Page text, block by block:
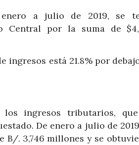
a julio de 2019, se
Central por la suma de
está 21.8% por
ingresos tributarios,
De enero a julio de
. 3,746 millones y se